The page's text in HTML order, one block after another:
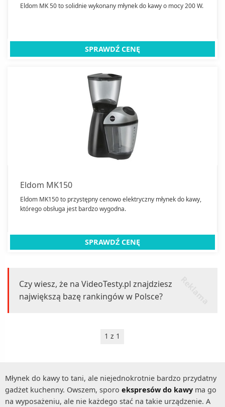
Eldom MK 50 to solidnie wykonany młynek do kawy o mocy 200 W.
SPRAWDŹ CENĘ
Eldom MK150
Eldom MK150 to przystępny cenowo elektryczny młynek do kawy,
którego obsługa jest bardzo wygodna.
SPRAWDŹ CENĘ
Czy wiesz, że na VideoTesty.pl znajdziesz
największą bazę rankingów w Polsce?
1 z 1
Młynek do kawy to tani, ale niejednokrotnie bardzo przydatny
gadżet kuchenny. Owszem, sporo ekspresów do kawy ma go
na wyposażeniu, ale nie każdego stać na takie urządzenie. A